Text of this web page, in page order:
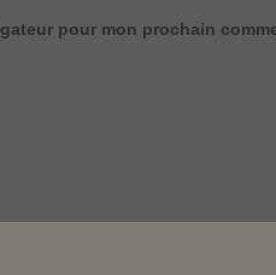
pour mon prochain